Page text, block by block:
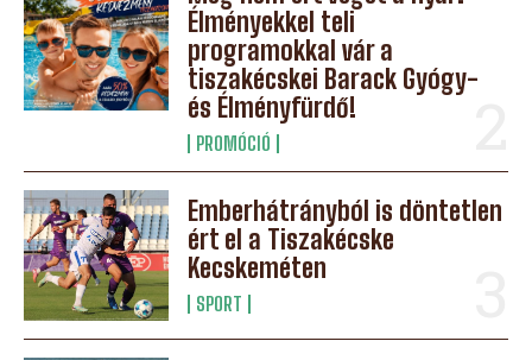
Élményekkel teli
programokkal vár a
tiszakécskei Barack Gyógy-
és Élményfürdő!
PROMÓCIÓ
Emberhátrányból is döntetlen
ért el a Tiszakécske
Kecskeméten
SPORT